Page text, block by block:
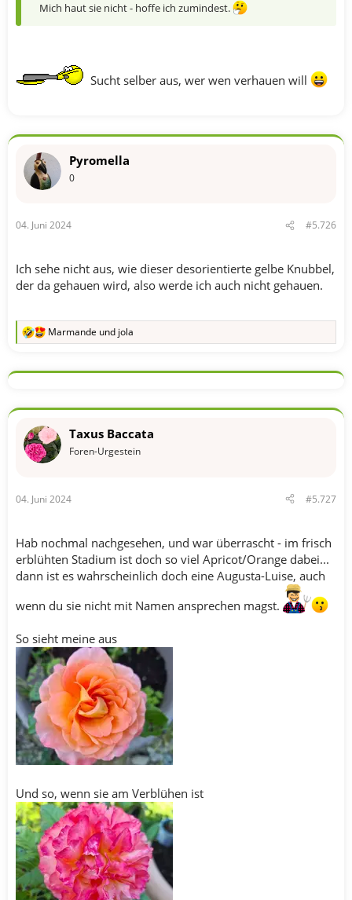
Mich haut sie nicht - hoffe ich zumindest.
Sucht selber aus, wer wen verhauen will
Pyromella
0
04. Juni 2024 #5.726
Ich sehe nicht aus, wie dieser desorientierte gelbe Knubbel,
der da gehauen wird, also werde ich auch nicht gehauen.
R
k
o
e
n
Marmande und jola
Taxus Baccata
Foren-Urgestein
04. Juni 2024 #5.727
Hab nochmal nachgesehen, und war überrascht - im frisch
erblühten Stadium ist doch so viel Apricot/Orange dabei...
dann ist es wahrscheinlich doch eine Augusta-Luise, auch
wenn du sie nicht mit Namen ansprechen magst.
So sieht meine aus
Und so, wenn sie am Verblühen ist